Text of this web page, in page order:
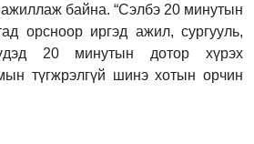
ажиллаж байна. “Сэлбэ 20 минутын
орсноор иргэд ажил, сургууль,
20 минутын дотор хүрэх
түгжрэлгүй шинэ хотын орчин